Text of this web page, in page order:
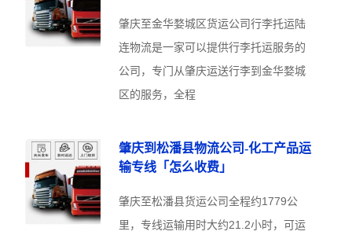
肇庆至金华婺城区货运公司行李托运陆
连物流是一家可以提供行李托运服务的
公司，专门从肇庆运送行李到金华婺城
区的服务，全程
肇庆到松潘县物流公司-化工产品运
输专线「怎么收费」
肇庆至松潘县货运公司全程约1779公
里，专线运输用时大约21.2小时，可运